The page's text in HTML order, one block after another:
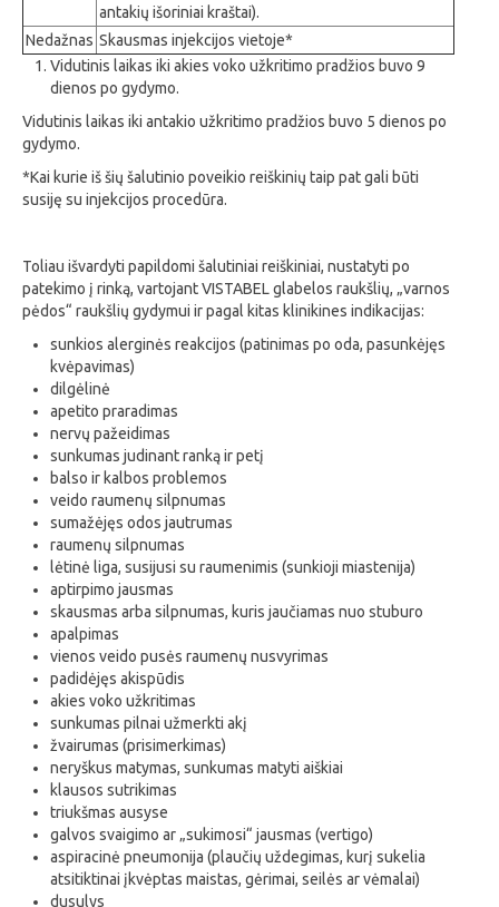
antakių išoriniai kraštai).
Nedažnas Skausmas injekcijos vietoje*
Vidutinis laikas iki akies voko užkritimo pradžios buvo 9
dienos po gydymo.
Vidutinis laikas iki antakio užkritimo pradžios buvo 5 dienos po
gydymo.
*Kai kurie iš šių šalutinio poveikio reiškinių taip pat gali būti
susiję su injekcijos procedūra.
Toliau išvardyti papildomi šalutiniai reiškiniai, nustatyti po
patekimo į rinką, vartojant VISTABEL glabelos raukšlių, „varnos
pėdos“ raukšlių gydymui ir pagal kitas klinikines indikacijas:
sunkios alerginės reakcijos (patinimas po oda, pasunkėjęs
kvėpavimas)
dilgėlinė
apetito praradimas
nervų pažeidimas
sunkumas judinant ranką ir petį
balso ir kalbos problemos
veido raumenų silpnumas
sumažėjęs odos jautrumas
raumenų silpnumas
lėtinė liga, susijusi su raumenimis (sunkioji miastenija)
aptirpimo jausmas
skausmas arba silpnumas, kuris jaučiamas nuo stuburo
apalpimas
vienos veido pusės raumenų nusvyrimas
padidėjęs akispūdis
akies voko užkritimas
sunkumas pilnai užmerkti akį
žvairumas (prisimerkimas)
neryškus matymas, sunkumas matyti aiškiai
klausos sutrikimas
triukšmas ausyse
galvos svaigimo ar „sukimosi“ jausmas (vertigo)
aspiracinė pneumonija (plaučių uždegimas, kurį sukelia
atsitiktinai įkvėptas maistas, gėrimai, seilės ar vėmalai)
dusulys